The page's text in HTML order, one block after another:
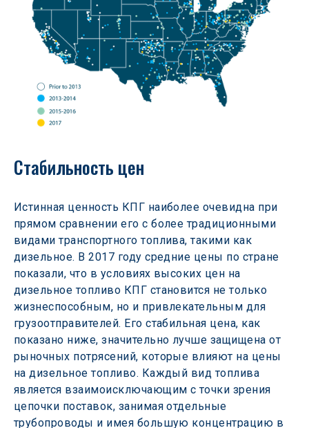
Стабильность цен
Истинная ценность КПГ наиболее очевидна при
прямом сравнении его с более традиционными
видами транспортного топлива, такими как
дизельное. В 2017 году средние цены по стране
показали, что в условиях высоких цен на
дизельное топливо КПГ становится не только
жизнеспособным, но и привлекательным для
грузоотправителей. Его стабильная цена, как
показано ниже, значительно лучше защищена от
рыночных потрясений, которые влияют на цены
на дизельное топливо. Каждый вид топлива
является взаимоисключающим с точки зрения
цепочки поставок, занимая отдельные
трубопроводы и имея большую концентрацию в